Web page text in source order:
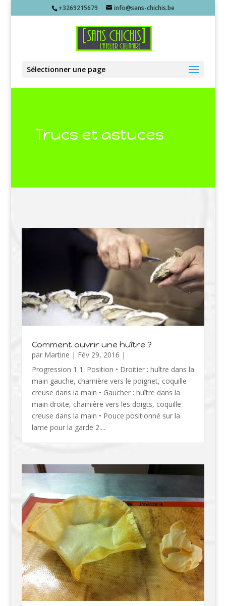
+3269215679 info@sans-chichis.be
Sélectionner une page
Trucs et astuces
Comment ouvrir une huître ?
par Martine | Fév 29, 2016 |
Progression 1 1. Position • Droitier : huître dans la
main gauche, charnière vers le poignet, coquille
creuse dans la main • Gaucher : huître dans la
main droite, charnière vers les doigts, coquille
creuse dans la main • Pouce positionné sur la
lame pour la garde 2....